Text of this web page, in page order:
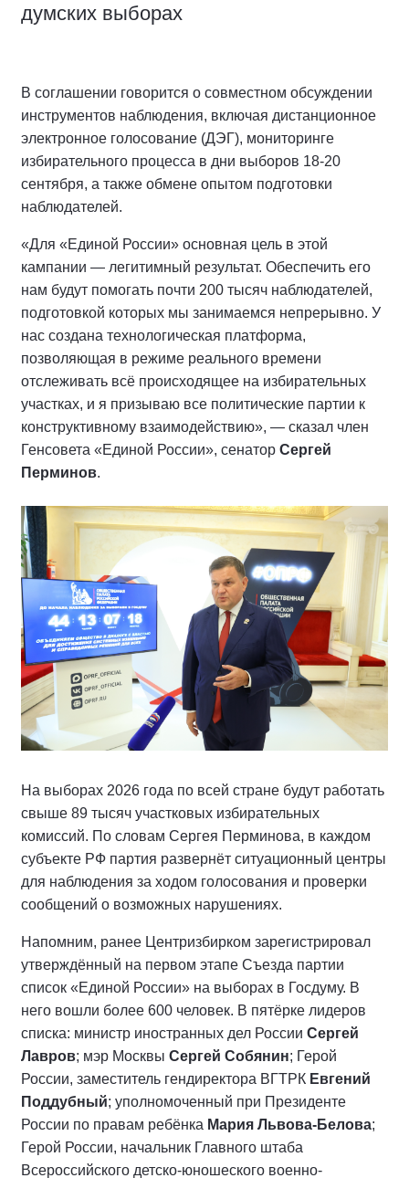
думских выборах
В соглашении говорится о совместном обсуждении
инструментов наблюдения, включая дистанционное
электронное голосование (ДЭГ), мониторинге
избирательного процесса в дни выборов 18-20
сентября, а также обмене опытом подготовки
наблюдателей.
«Для «Единой России» основная цель в этой
кампании — легитимный результат. Обеспечить его
нам будут помогать почти 200 тысяч наблюдателей,
подготовкой которых мы занимаемся непрерывно. У
нас создана технологическая платформа,
позволяющая в режиме реального времени
отслеживать всё происходящее на избирательных
участках, и я призываю все политические партии к
конструктивному взаимодействию», — сказал член
Генсовета «Единой России», сенатор Сергей
Перминов.
На выборах 2026 года по всей стране будут работать
свыше 89 тысяч участковых избирательных
комиссий. По словам Сергея Перминова, в каждом
субъекте РФ партия развернёт ситуационный центры
для наблюдения за ходом голосования и проверки
сообщений о возможных нарушениях.
Напомним, ранее Центризбирком зарегистрировал
утверждённый на первом этапе Съезда партии
список «Единой России» на выборах в Госдуму. В
него вошли более 600 человек. В пятёрке лидеров
списка: министр иностранных дел России Сергей
Лавров; мэр Москвы Сергей Собянин; Герой
России, заместитель гендиректора ВГТРК Евгений
Поддубный; уполномоченный при Президенте
России по правам ребёнка Мария Львова-Белова;
Герой России, начальник Главного штаба
Всероссийского детско-юношеского военно-